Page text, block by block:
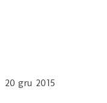
20 gru 2015